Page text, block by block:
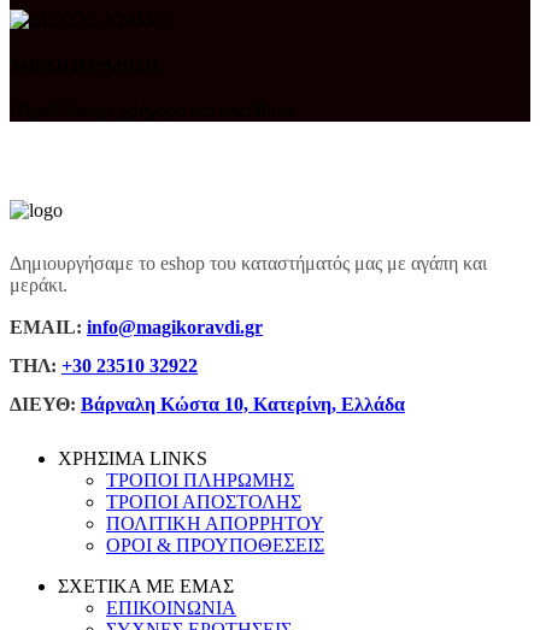
Δημιουργήσαμε το eshop του καταστήματός μας με αγάπη και
μεράκι.
ΕΜΑΙL: info@magikoravdi.gr
ΤΗΛ: +30 23510 32922
ΔΙΕΥΘ: Βάρναλη Κώστα 10, Κατερίνη, Ελλάδα
ΧΡΗΣΙΜΑ LINKS
ΤΡΟΠΟΙ ΠΛΗΡΩΜΗΣ
ΤΡΟΠΟΙ ΑΠΟΣΤΟΛΗΣ
ΠΟΛΙΤΙΚΗ ΑΠΟΡΡΗΤΟΥ
ΟΡΟΙ & ΠΡΟΥΠΟΘΕΣΕΙΣ
ΣΧΕΤΙΚΑ ΜΕ ΕΜΑΣ
ΕΠΙΚΟΙΝΩΝΙΑ